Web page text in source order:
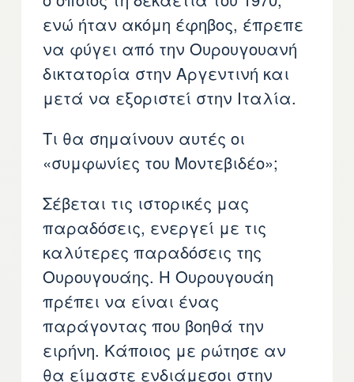
ενώ ήταν ακόμη έφηβος, έπρεπε
να φύγει από την Ουρουγουανή
δικτατορία στην Αργεντινή και
μετά να εξοριστεί στην Ιταλία.
Τι θα σημαίνουν αυτές οι
«συμφωνίες του Μοντεβιδέο»;
Σέβεται τις ιστορικές μας
παραδόσεις, ενεργεί με τις
καλύτερες παραδόσεις της
Ουρουγουάης. Η Ουρουγουάη
πρέπει να είναι ένας
παράγοντας που βοηθά την
ειρήνη. Κάποιος με ρώτησε αν
θα είμαστε ενδιάμεσοι στην